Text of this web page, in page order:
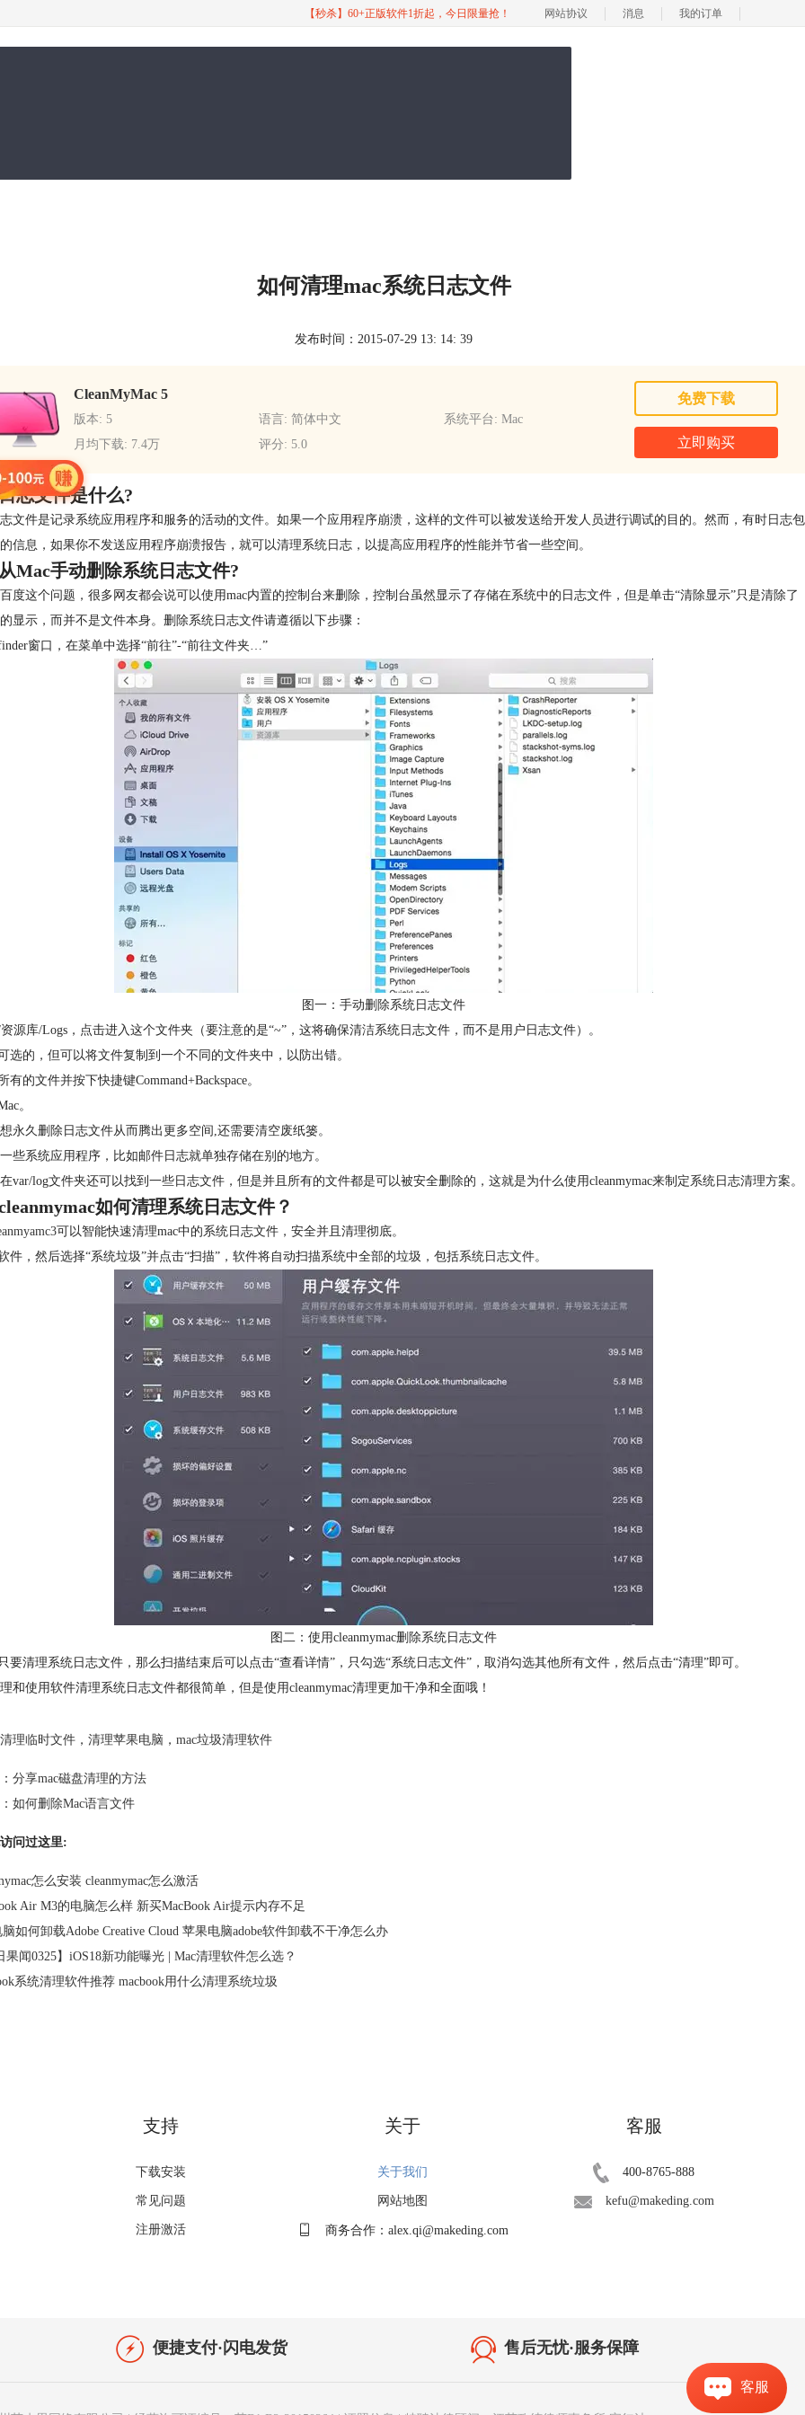
客服
【秒杀】60+正版软件1折起，今日限量抢！ 网站协议 消息 我的订单
如何清理mac系统日志文件
发布时间：2015-07-29 13: 14: 39
CleanMyMac 5
版本: 5 语言: 简体中文
系统平台: Mac
月均下载: 7.4万
评分: 5.0
免费下载
立即购买
志文件是什么?
文件是记录系统应用程序和服务的活动的文件。如果一个应用程序崩溃，这样的文件可以被发送给开发人员进行调试的目的。然而，有时日志包
信息，如果你不发送应用程序崩溃报告，就可以清理系统日志，以提高应用程序的性能并节省一些空间。
Mac手动删除系统日志文件?
度这个问题，很多网友都会说可以使用mac内置的控制台来删除，控制台虽然显示了存储在系统中的日志文件，但是单击“清除显示”只是清除了
显示，而并不是文件本身。删除系统日志文件请遵循以下步骤：
窗口，在菜单中选择“前往”-“前往文件夹…”
图一：手动删除系统日志文件
源库/Logs，点击进入这个文件夹（要注意的是“~”，这将确保清洁系统日志文件，而不是用户日志文件）。
选的，但可以将文件复制到一个不同的文件夹中，以防出错。
有的文件并按下快捷键Command+Backspace。
。
永久删除日志文件从而腾出更多空间,还需要清空废纸篓。
些系统应用程序，比如邮件日志就单独存储在别的地方。
var/log文件夹还可以找到一些日志文件，但是并且所有的文件都是可以被安全删除的，这就是为什么使用cleanmymac来制定系统日志清理方案。
如何清理系统日志文件？
可以智能快速清理mac中的系统日志文件，安全并且清理彻底。
件，然后选择“系统垃圾”并点击“扫描”，软件将自动扫描系统中全部的垃圾，包括系统日志文件。
图二：使用cleanmymac删除系统日志文件
要清理系统日志文件，那么扫描结束后可以点击“查看详情”，只勾选“系统日志文件”，取消勾选其他所有文件，然后点击“清理”即可。
和使用软件清理系统日志文件都很简单，但是使用cleanmymac清理更加干净和全面哦！
清理临时文件 ， 清理苹果电脑 ， mac垃圾清理软件
分享mac磁盘清理的方法
如何删除Mac语言文件
问过这里:
怎么安装 cleanmymac怎么激活
Air M3的电脑怎么样 新买MacBook Air提示内存不足
脑如何卸载Adobe Creative Cloud 苹果电脑adobe软件卸载不干净怎么办
果闻0325】iOS18新功能曝光 | Mac清理软件怎么选？
系统清理软件推荐 macbook用什么清理系统垃圾
支持
下载安装
常见问题
注册激活
关于
关于我们
网站地图
商务合作：alex.qi@makeding.com
客服
400-8765-888
kefu@makeding.com
便捷支付·闪电发货 售后无忧·服务保障